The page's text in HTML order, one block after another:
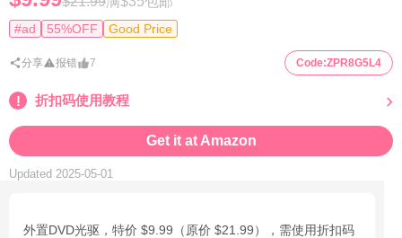
#ad 55%OFF Good Price
分享 报错 7 Code:ZPR8G5L4
折扣码使用教程
Get it at Amazon
Updated 2025-05-01
外置DVD光驱，特价 $9.99（原价 $21.99），需使用折扣码